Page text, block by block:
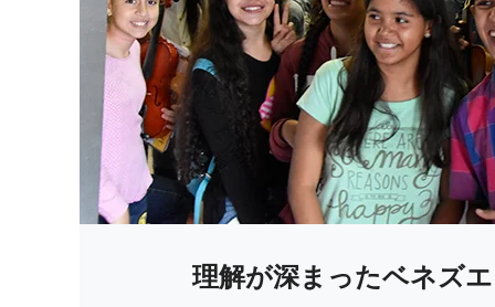
理解が深まったベネズ